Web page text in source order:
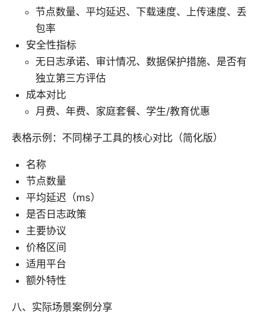
节点数量、平均延迟、下载速度、上传速度、丢
包率
安全性指标
无日志承诺、审计情况、数据保护措施、是否有
独立第三方评估
成本对比
月费、年费、家庭套餐、学生/教育优惠
表格示例：不同梯子工具的核心对比（简化版）
名称
节点数量
平均延迟（ms）
是否日志政策
主要协议
价格区间
适用平台
额外特性
八、实际场景案例分享